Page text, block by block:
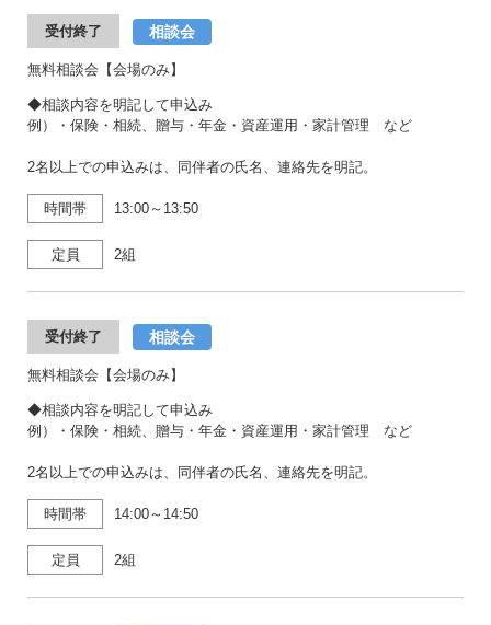
受付終了 相談会
無料相談会【会場のみ】
◆相談内容を明記して申込み
例）・保険・相続、贈与・年金・資産運用・家計管理 など
2名以上での申込みは、同伴者の氏名、連絡先を明記。
時間帯 13:00～13:50
定員 2組
受付終了 相談会
無料相談会【会場のみ】
◆相談内容を明記して申込み
例）・保険・相続、贈与・年金・資産運用・家計管理 など
2名以上での申込みは、同伴者の氏名、連絡先を明記。
時間帯 14:00～14:50
定員 2組